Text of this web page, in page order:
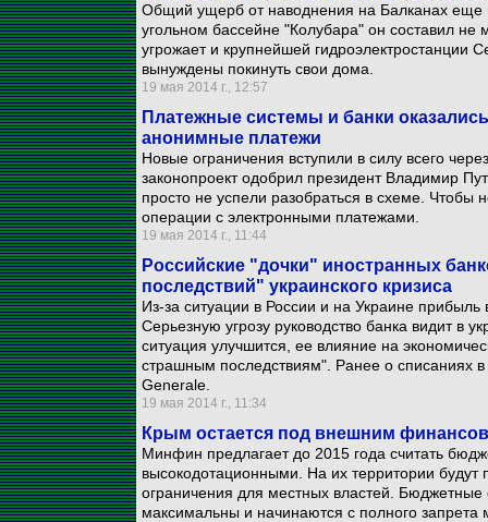
Общий ущерб от наводнения на Балканах еще
угольном бассейне "Колубара" он составил
угрожает и крупнейшей гидроэлектростанции
вынуждены покинуть свои дома.
19 мая 2014 г., 12:57
Платежные системы и банки
анонимные платежи
Новые ограничения вступили в силу всего
законопроект одобрил президент Владимир
просто не успели разобраться в схеме. Чтобы
операции с электронными платежами.
19 мая 2014 г., 11:44
Российские "дочки" иностранных
последствий" украинского кризиса
Из-за ситуации в России и на Украине
Серьезную угрозу руководство банка видит в
ситуация улучшится, ее влияние на
страшным последствиям". Ранее о списаниях
Generale.
19 мая 2014 г., 11:34
Крым остается под внешним
Минфин предлагает до 2015 года считать
высокодотационными. На их территории
ограничения для местных властей. Бюджетные
максимальны и начинаются с полного